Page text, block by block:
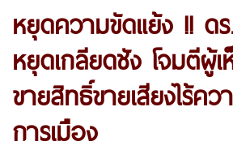
หยุดความขัดแย้ง !! ด
หยุดเกลียดชัง โจมตีผู้
ขายสิทธิ์ขายเสียงไร้คว
การเมือง